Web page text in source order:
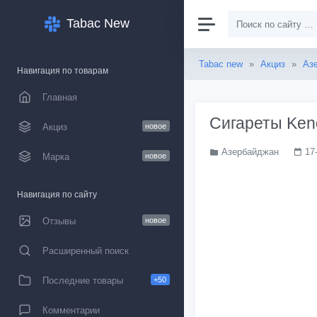
Tabac New
Навигация по товарам
Главная
Акциз новое
Марка новое
Навигация по сайту
Отзывы новое
Расширенный поиск
Последние товары +50
Комментарии
Tabac new » Акциз »
Сигареты
Азербайджан